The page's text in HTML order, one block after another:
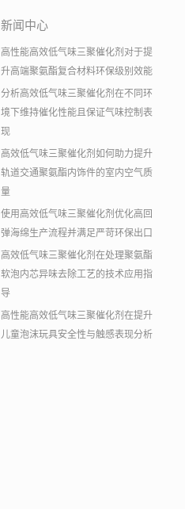
新闻中心
高性能高效低气味三聚催化剂对于提
升高端聚氨酯复合材料环保级别效能
分析高效低气味三聚催化剂在不同环
境下维持催化性能且保证气味控制表
现
高效低气味三聚催化剂如何助力提升
轨道交通聚氨酯内饰件的室内空气质
量
使用高效低气味三聚催化剂优化高回
弹海绵生产流程并满足严苛环保出口
高效低气味三聚催化剂在处理聚氨酯
软泡内芯异味去除工艺的技术应用指
导
高性能高效低气味三聚催化剂在提升
儿童泡沫玩具安全性与触感表现分析